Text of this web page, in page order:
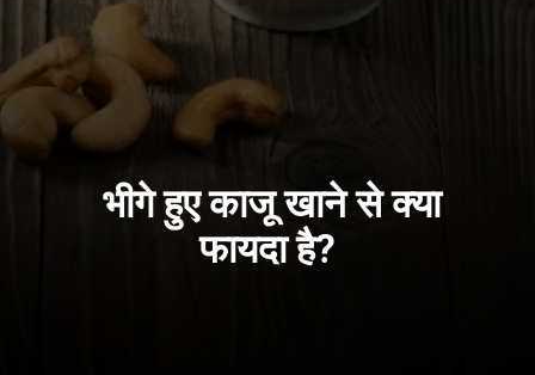
भीगे हुए काजू खाने से क्या
फायदा है?